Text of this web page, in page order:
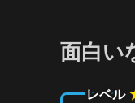
面白い
レベル